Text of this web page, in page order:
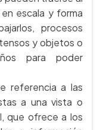
escala y forma
procesos
y objetos o
para poder
referencia a las
a una vista o
que ofrece a los